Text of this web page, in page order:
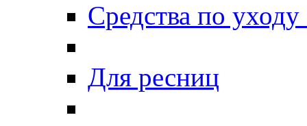
Средства по уходу
Для ресниц